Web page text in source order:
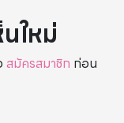
ใหม่
สมัครสมาชิก ก่อน